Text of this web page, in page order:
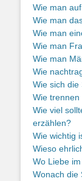
Wie man
Wie man
Wie man
Wie man
Wie man
Wie
Wie sich die
Wie trennen
Wie viel
erzählen?
Wie wichtig
Wieso
Wo Liebe
Wonach die